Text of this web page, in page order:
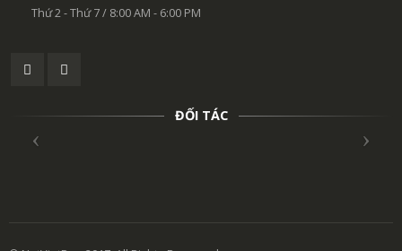
Thứ 2 - Thứ 7 / 8:00 AM - 6:00 PM
ĐỐI TÁC